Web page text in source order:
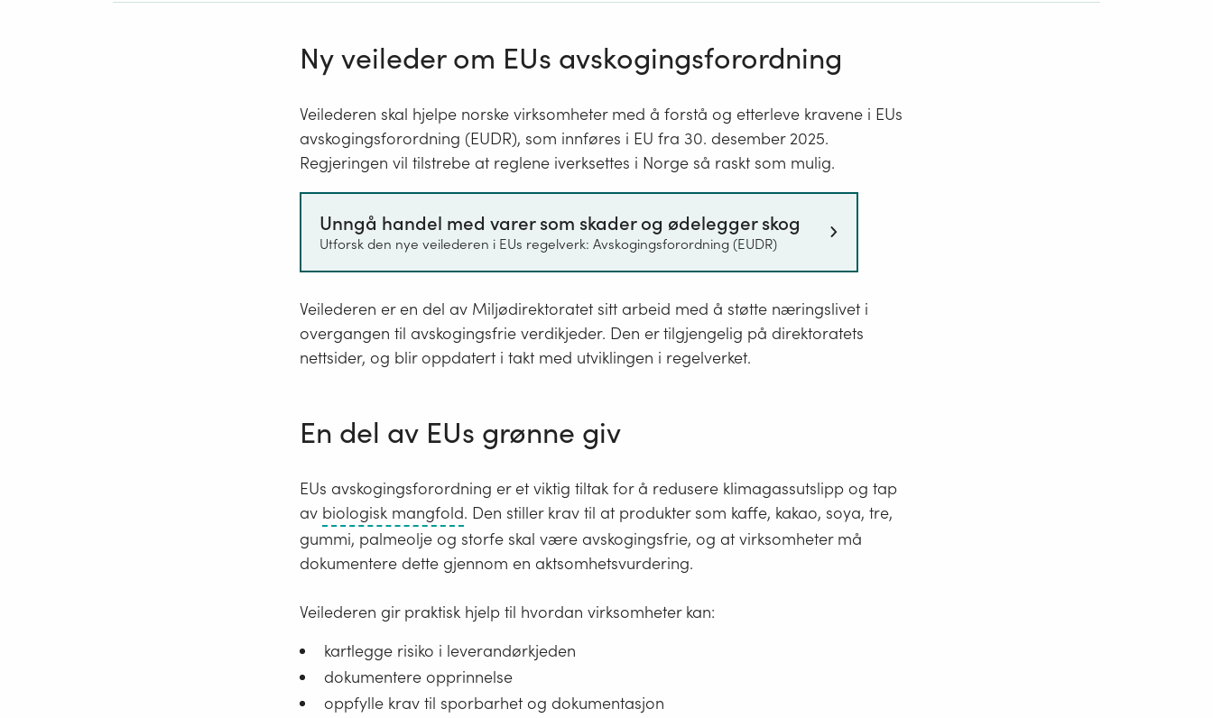
Ny veileder om EUs avskogingsforordning
Veilederen skal hjelpe norske virksomheter med å forstå og etterleve kravene i EUs
avskogingsforordning (EUDR), som innføres i EU fra 30. desember 2025.
Regjeringen vil tilstrebe at reglene iverksettes i Norge så raskt som mulig.
Unngå handel med varer som skader og ødelegger skog
Utforsk den nye veilederen i EUs regelverk: Avskogingsforordning (EUDR)
Veilederen er en del av Miljødirektoratet sitt arbeid med å støtte næringslivet i
overgangen til avskogingsfrie verdikjeder. Den er tilgjengelig på direktoratets
nettsider, og blir oppdatert i takt med utviklingen i regelverket.
En del av EUs grønne giv
EUs avskogingsforordning er et viktig tiltak for å redusere klimagassutslipp og tap
av biologisk mangfoldBiologisk
mangfold
omfatter
av
arter
og
økosystemer
. Den stiller krav til at produkter som kaffe, kakao, soya, tre,
gummi, palmeolje og storfe skal være avskogingsfrie, og at virksomheter må
dokumentere dette gjennom en aktsomhetsvurdering.
Veilederen gir praktisk hjelp til hvordan virksomheter kan:
kartlegge risiko i leverandørkjeden
dokumentere opprinnelse
oppfylle krav til sporbarhet og dokumentasjon